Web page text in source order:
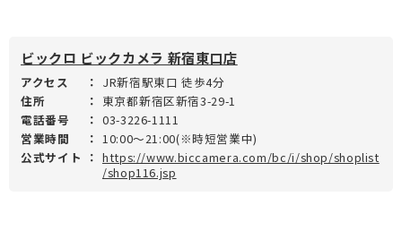
ビックロ ビックカメラ 新宿東口店
アクセス ： JR新宿駅東口 徒歩4分
住所
： 東京都新宿区新宿3-29-1
電話番号
： 03-3226-1111
営業時間
： 10:00～21:00(※時短営業中)
公式サイト
： https://www.biccamera.com/bc/i/shop/shoplist
/shop116.jsp